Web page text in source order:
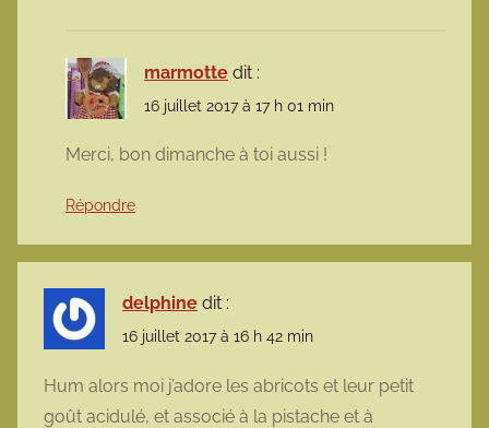
marmotte dit :
16 juillet 2017 à 17 h 01 min
Merci, bon dimanche à toi aussi !
Répondre
delphine dit :
16 juillet 2017 à 16 h 42 min
Hum alors moi j’adore les abricots et leur petit
goût acidulé, et associé à la pistache et à